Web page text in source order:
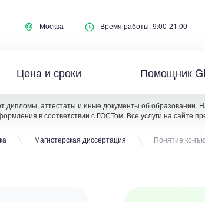
Москва Время работы: 9:00-21:00
Цена и сроки Помощник
дипломы, аттестаты и иные документы об образовании.
в соответствии с ГОСТом. Все услуги на сайте
Магистерская диссертация Понятие